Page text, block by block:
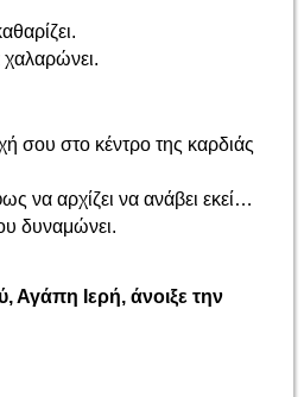
σου στο κέντρο της καρδιάς
να αρχίζει να ανάβει εκεί…
δυναμώνει.
Αγάπη Ιερή, άνοιξε την